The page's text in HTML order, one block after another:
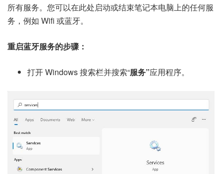
所有服务。您可以在此处启动或结束笔记本电脑上的任何服
务，例如 Wifi 或蓝牙。
重启蓝牙服务的步骤：
打开 Windows 搜索栏并搜索“服务”应用程序。